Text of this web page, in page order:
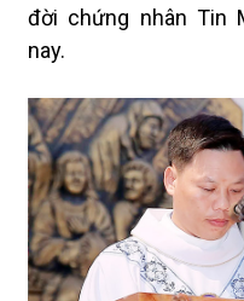
đời chứng nhân Tin
nay.